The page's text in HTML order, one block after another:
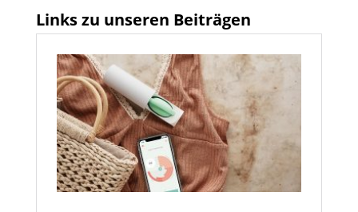
Links zu unseren Beiträgen